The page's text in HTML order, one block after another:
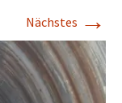
Nächstes →